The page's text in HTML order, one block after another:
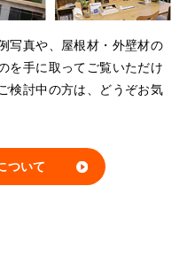
写真や、屋根材・外壁材の
を手に取ってご覧いただけ
検討中の方は、どうぞお気
ついて